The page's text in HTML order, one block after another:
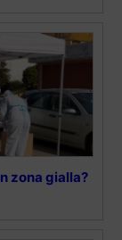
zona gialla?